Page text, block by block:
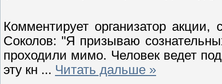
Комментирует организатор
Соколов: "Я призываю
проходили мимо. Человек ведет
эту кн ... Читать дальше »